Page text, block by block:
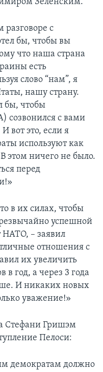
Зеленским.
разговоре с
бы, чтобы вы
что наша страна
есть
слово “нам”, я
нашу страну.
бы, чтобы
созвонился с вами
вот это, если я
используют как
этом ничего не было.
перед
в их силах, чтобы
успешной
– заявил
отношения с
их увеличить
в год, а через 3 года
И никаких новых
уважение!»
Стефани Гришэм
Пелоси:
демократам должно